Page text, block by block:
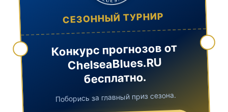
СЕЗОННЫЙ ТУРНИР
Конкурс прогнозов от
ChelseaBlues.RU
бесплатно.
Поборись за главный приз сезона.